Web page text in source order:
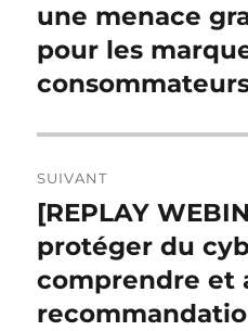
l’article
précédente :
une menace
pour les
SUIVANT
Publication
suivante :
[REPLAY
protéger du
comprendre et